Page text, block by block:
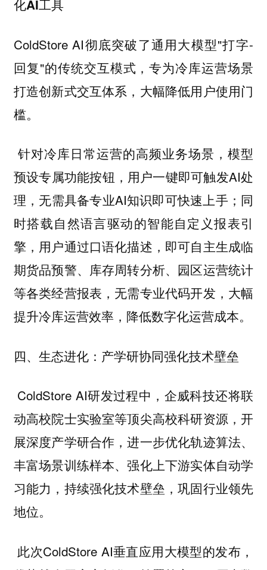
化AI工具
ColdStore AI彻底突破了通用大模型"打字-
回复"的传统交互模式，专为冷库运营场景
打造创新式交互体系，大幅降低用户使用门
槛。
针对冷库日常运营的高频业务场景，模型
预设专属功能按钮，用户一键即可触发AI处
理，无需具备专业AI知识即可快速上手；同
时搭载自然语言驱动的智能自定义报表引
擎，用户通过口语化描述，即可自主生成临
期货品预警、库存周转分析、园区运营统计
等各类经营报表，无需专业代码开发，大幅
提升冷库运营效率，降低数字化运营成本。
四、生态进化：产学研协同强化技术壁垒
ColdStore AI研发过程中，企威科技还将联
动高校院士实验室等顶尖高校科研资源，开
展深度产学研合作，进一步优化轨迹算法、
丰富场景训练样本、强化上下游实体自动学
习能力，持续强化技术壁垒，巩固行业领先
地位。
此次ColdStore AI垂直应用大模型的发布，